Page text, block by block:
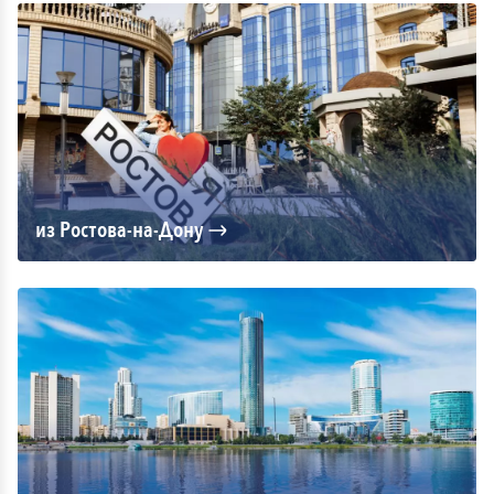
— Номер каюты будет известен только перед началом
круиза;
— Возможность перенести круиз за 50 € взр/реб*;
— Современные лайнеры и изысканные каюты со всеми
удобствами;
— MSC for Me;
— Обильный шведский стол с широким выбором блюд
открыт на завтрак, обед, ужин и поздние ночные закуски;
— Основные рестораны, где подают изысканные блюда с
учетом различных диетических ограничений;
— Представления в Театре в стиле Бродвейских шоу,
проходят практически каждый день;
— Развлекательные мероприятия для детей, подростков и
взрослых;
— Детский клуб;
— Возможность зарабатывать баллы MSC Сlub;
Fantastica:
— Возможность выбора категории каюты и ее
расположения;
— Возможность перенести круиз*;
— MSC for Me;
— Услуга заказа завтрака в каюту (завтрак и доставка
бесплатная);
из Ростова-на-Дону